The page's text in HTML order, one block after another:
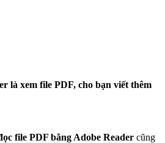
là xem file PDF, cho bạn viết thêm
file PDF bằng Adobe Reader cũng